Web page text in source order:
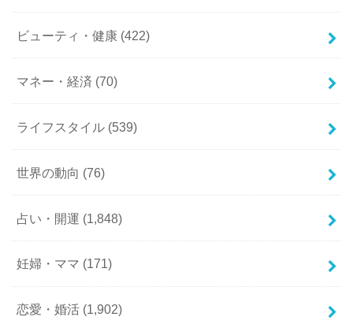
ビューティ・健康 (422)
マネー・経済 (70)
ライフスタイル (539)
世界の動向 (76)
占い・開運 (1,848)
妊婦・ママ (171)
恋愛・婚活 (1,902)